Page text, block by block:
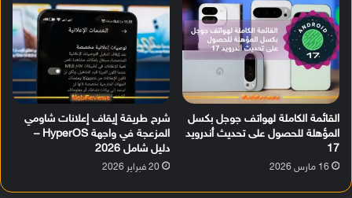
القائمة الكاملة لهواتف جوجل بكسل
المؤهلة للحصول على تحديث أندرويد
17
16 مارس 2026
شرح طريقة إيقاف إعلانات شاومي
المزعجة في واجهة HyperOS –
دليل شامل 2026
20 فبراير 2026